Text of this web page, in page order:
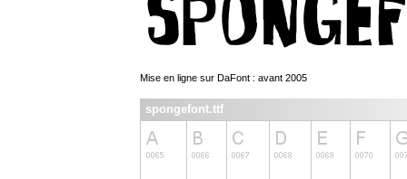
Mise en ligne sur DaFont : avant 2005
spongefont.ttf